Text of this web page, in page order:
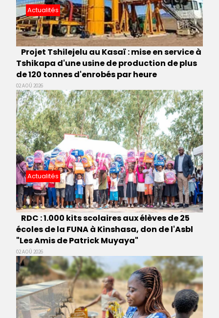
Actualités
Projet Tshilejelu au Kasaï : mise en service à
Tshikapa d'une usine de production de plus
de 120 tonnes d'enrobés par heure
02 AOÛ 2026
Actualités
RDC : 1.000 kits scolaires aux élèves de 25
écoles de la FUNA à Kinshasa, don de l'Asbl
"Les Amis de Patrick Muyaya"
02 AOÛ 2026